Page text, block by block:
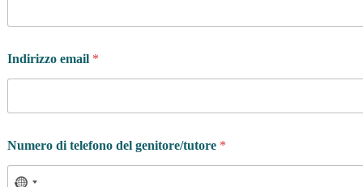
Indirizzo email *
Numero di telefono del genitore/tutore *